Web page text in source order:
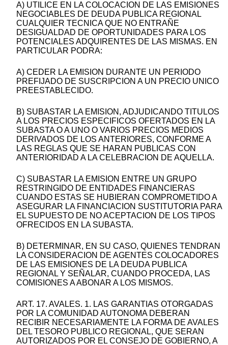
A) UTILICE EN LA COLOCACION DE LAS EMISIONES
NEGOCIABLES DE DEUDA PUBLICA REGIONAL
CUALQUIER TECNICA QUE NO ENTRAÑE
DESIGUALDAD DE OPORTUNIDADES PARA LOS
POTENCIALES ADQUIRENTES DE LAS MISMAS. EN
PARTICULAR PODRA:
A) CEDER LA EMISION DURANTE UN PERIODO
PREFIJADO DE SUSCRIPCION A UN PRECIO UNICO
PREESTABLECIDO.
B) SUBASTAR LA EMISION, ADJUDICANDO TITULOS
A LOS PRECIOS ESPECIFICOS OFERTADOS EN LA
SUBASTA O A UNO O VARIOS PRECIOS MEDIOS
DERIVADOS DE LOS ANTERIORES, CONFORME A
LAS REGLAS QUE SE HARAN PUBLICAS CON
ANTERIORIDAD A LA CELEBRACION DE AQUELLA.
C) SUBASTAR LA EMISION ENTRE UN GRUPO
RESTRINGIDO DE ENTIDADES FINANCIERAS
CUANDO ESTAS SE HUBIERAN COMPROMETIDO A
ASEGURAR LA FINANCIACION SUSTITUTORIA PARA
EL SUPUESTO DE NO ACEPTACION DE LOS TIPOS
OFRECIDOS EN LA SUBASTA.
B) DETERMINAR, EN SU CASO, QUIENES TENDRAN
LA CONSIDERACION DE AGENTES COLOCADORES
DE LAS EMISIONES DE LA DEUDA PUBLICA
REGIONAL Y SEÑALAR, CUANDO PROCEDA, LAS
COMISIONES A ABONAR A LOS MISMOS.
ART. 17. AVALES. 1. LAS GARANTIAS OTORGADAS
POR LA COMUNIDAD AUTONOMA DEBERAN
RECIBIR NECESARIAMENTE LA FORMA DE AVALES
DEL TESORO PUBLICO REGIONAL, QUE SERAN
AUTORIZADOS POR EL CONSEJO DE GOBIERNO, A